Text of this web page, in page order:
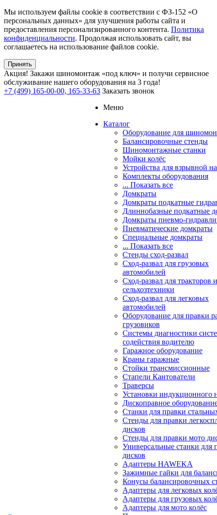
Мы используем файлы cookie в соответствии с ФЗ-152 «О
персональных данных» для улучшения работы сайта и
предоставления персонализированного контента. Политика
конфиденциальности. Продолжая использовать сайт, вы
соглашаетесь на использование файлов cookie.
Принять
Акция! Закажи шиномонтаж «под ключ» и получи сервисное
обслуживание нашего оборудования на 3 года!
+7 (499) 165-00-00, 165-33-63 Заказать звонок
Меню
Каталог
Оборудование для
Балансировочные стенды
Шиномонтажные станки
Мойки колёс
Устройства для взрывной
Комплекты оборудования
... Показать все
Домкраты
Домкраты подкатные
Длиннобазные подкатные
Домкраты пневмо-
Пневматические домкраты
Специальные домкраты
... Показать все
Стенды сход-развал
Сход-развал для грузовых
автомобилей
Сход-развал для тракторов и
сельхозтехники
Сход-развал для легковых
автомобилей
Оборудование для правки
грузовиков
Системы диагностики
содействия водителю
Гаражное оборудование
Краны гаражные
Стойки трансмиссионные
Стапели Кантователи
Траверсы
Установки индукционного
Дископравное
Станки для правки
Стенды для правки
дисков
Стенды для правки мото
Универсальные станки для
дисков
Адаптеры HAWEKA
Зажимные гайки для
Конусы балансировочных
Адаптеры для легковых
Адаптеры для грузовых
Адаптеры для мото колёс